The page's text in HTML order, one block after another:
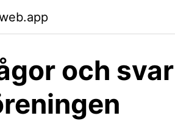
och